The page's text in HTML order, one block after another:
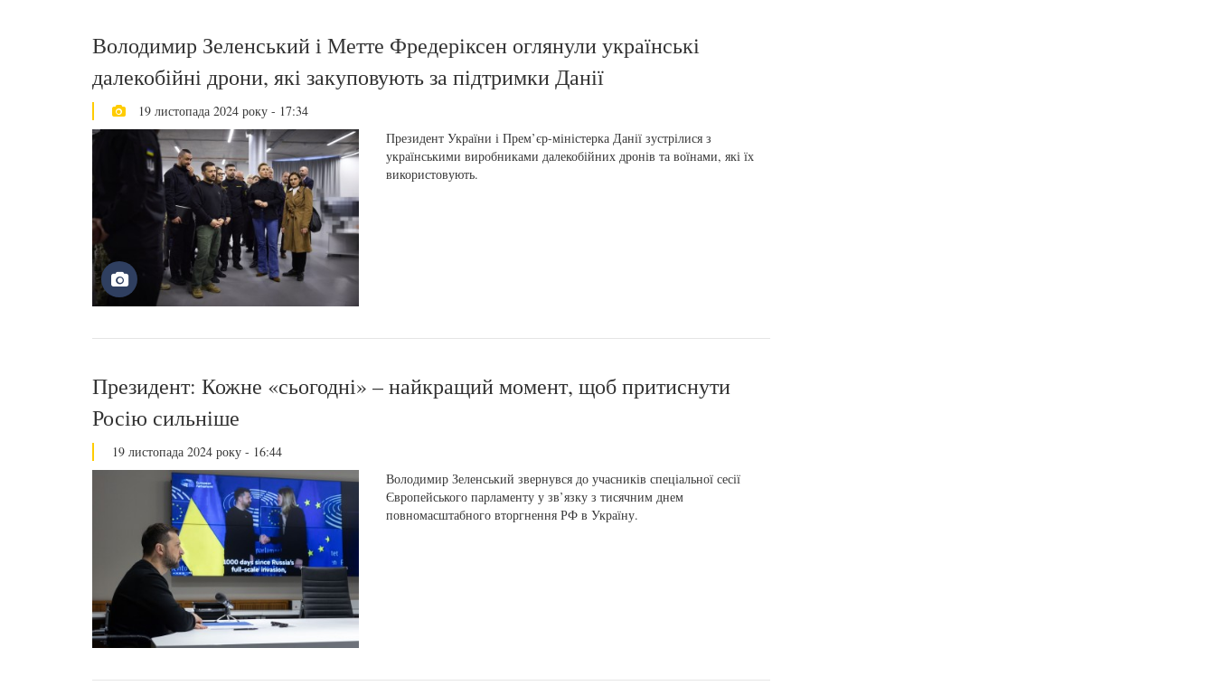
Володимир Зеленський і Метте Фредеріксен оглянули українські
далекобійні дрони, які закуповують за підтримки Данії
19 листопада 2024 року - 17:34
Президент України і Прем’єр-міністерка Данії зустрілися з
українськими виробниками далекобійних дронів та воїнами, які їх
використовують.
Президент: Кожне «сьогодні» – найкращий момент, щоб притиснути
Росію сильніше
19 листопада 2024 року - 16:44
Володимир Зеленський звернувся до учасників спеціальної сесії
Європейського парламенту у зв’язку з тисячним днем
повномасштабного вторгнення РФ в Україну.